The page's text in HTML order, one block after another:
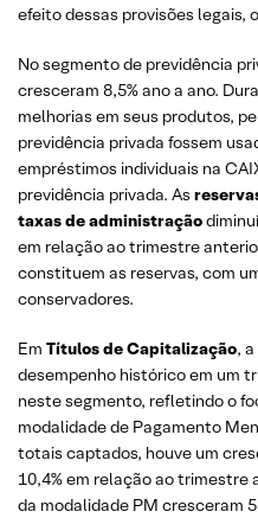
efeito dessas provisões legais,
No segmento de previdência
cresceram 8,5% ano a ano.
melhorias em seus produtos,
previdência privada fossem
empréstimos individuais na
previdência privada. As
taxas de administração
em relação ao trimestre
constituem as reservas, com
conservadores.
Em Títulos de Capitalização,
desempenho histórico em um
neste segmento, refletindo o
modalidade de Pagamento
totais captados, houve um
10,4% em relação ao trimestre
da modalidade PM cresceram